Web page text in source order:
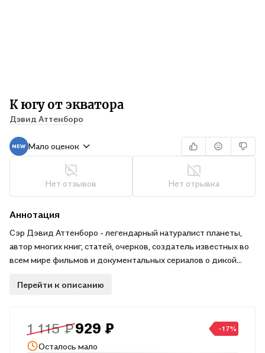
К югу от экватора
Дэвид Аттенборо
Мало оценок
Нет отзывов Нет отрывка
Аннотация
Сэр Дэвид Аттенборо - легендарный натуралист планеты,
автор многих книг, статей, очерков, создатель известных во
всем мире фильмов и документальных сериалов о дикой
Гвинею, в Сьерра-Леоне, Парагвай, на Бали, Яву и Калимантан,
куколки, - как в природе происходят неповторимые
таинства. Поэтому он пишет о природе так же потрясающе
Перейти к описанию
1 115 ₽929 ₽ -17%
Осталось мало